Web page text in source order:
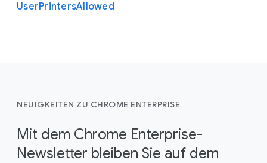
UserPrintersAllowed
NEUIGKEITEN ZU CHROME ENTERPRISE
Mit dem Chrome Enterprise-
Newsletter bleiben Sie auf dem